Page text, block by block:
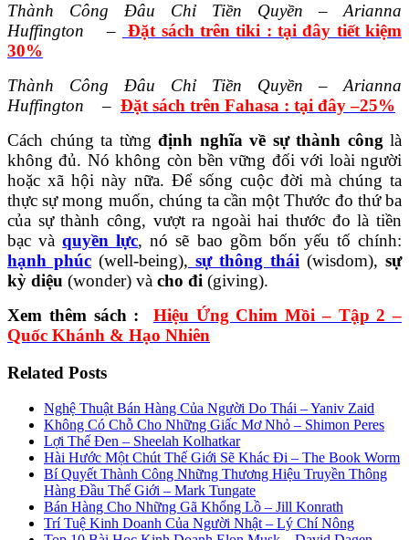
Thành Công Đâu Chỉ Tiền Quyền – Arianna
Huffington
– Đặt sách trên tiki : tại đây tiết kiệm
30%
Thành Công Đâu Chỉ Tiền Quyền – Arianna
Huffington – Đặt sách trên Fahasa : tại đây–25%
Cách chúng ta từng định nghĩa về sự thành công là
không đủ. Nó không còn bền vững đối với loài người
hoặc xã hội này nữa. Để sống cuộc đời mà chúng ta
thực sự mong muốn, chúng ta cần một Thước đo thứ ba
của sự thành công, vượt ra ngoài hai thước đo là tiền
bạc vàquyền lực, nó sẽ bao gồm bốn yếu tố chính:
hạnh phúc (well-being), sự thông thái (wisdom), sự
kỳ diệu (wonder) và cho đi (giving).
Xem thêm sách :
Hiệu Ứng Chim Mồi – Tập 2 –
Quốc Khánh & Hạo Nhiên
Related Posts
Nghệ Thuật Bán Hàng Của Người Do Thái – Yaniv Zaid
Không Có Chỗ Cho Những Giấc Mơ Nhỏ – Shimon Peres
Lợi Thế Đen – Sheelah Kolhatkar
Hài Hước Một Chút Thế Giới Sẽ Khác Đi – The Book Worm
Bí Quyết Thành Công Những Thương Hiệu Truyền Thông
Hàng Đầu Thế Giới – Mark Tungate
Bán Hàng Cho Những Gã Khổng Lồ – Jill Konrath
Trí Tuệ Kinh Doanh Của Người Nhật – Lý Chí Nông